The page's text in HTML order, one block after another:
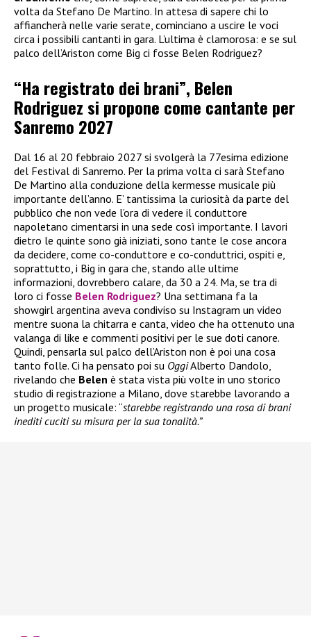
volta da Stefano De Martino. In attesa di sapere chi lo
affiancherà nelle varie serate, cominciano a uscire le voci
circa i possibili cantanti in gara. L’ultima è clamorosa: e se sul
palco dell’Ariston come Big ci fosse Belen Rodriguez?
“Ha registrato dei brani”, Belen
Rodriguez si propone come cantante per
Sanremo 2027
Dal 16 al 20 febbraio 2027 si svolgerà la 77esima edizione
del Festival di Sanremo. Per la prima volta ci sarà Stefano
De Martino alla conduzione della kermesse musicale più
importante dell’anno. E’ tantissima la curiosità da parte del
pubblico che non vede l’ora di vedere il conduttore
napoletano cimentarsi in una sede così importante. I lavori
dietro le quinte sono già iniziati, sono tante le cose ancora
da decidere, come co-conduttore e co-conduttrici, ospiti e,
soprattutto, i Big in gara che, stando alle ultime
informazioni, dovrebbero calare, da 30 a 24. Ma, se tra di
loro ci fosse Belen Rodriguez? Una settimana fa la
showgirl argentina aveva condiviso su Instagram un video
mentre suona la chitarra e canta, video che ha ottenuto una
valanga di like e commenti positivi per le sue doti canore.
Quindi, pensarla sul palco dell’Ariston non è poi una cosa
tanto folle. Ci ha pensato poi su OggiAlberto Dandolo,
rivelando che Belen è stata vista più volte in uno storico
studio di registrazione a Milano, dove starebbe lavorando a
un progetto musicale: “starebbe registrando una rosa di brani
inediti cuciti su misura per la sua tonalità.”